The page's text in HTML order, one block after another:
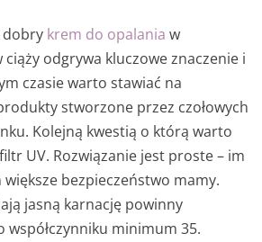
dobry krem do opalania w
odgrywa kluczowe znaczenie i
czasie warto stawiać na
stworzone przez czołowych
Kolejną kwestią o którą warto
UV. Rozwiązanie jest proste – im
większe bezpieczeństwo mamy.
jasną karnację powinny
współczynniku minimum 35.